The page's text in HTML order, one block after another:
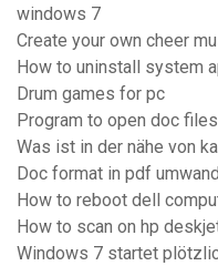
windows 7
Create your own cheer
How to uninstall system
Drum games for pc
Program to open doc
Was ist in der nähe von
Doc format in pdf
How to reboot dell
How to scan on hp
Windows 7 startet